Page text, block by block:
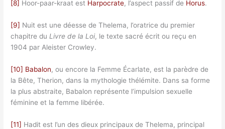
[8] Hoor-paar-kraat est Harpocrate, l’aspect passif de Horus.
[9] Nuit est une déesse de Thelema, l’oratrice du premier
chapitre du Livre de la Loi, le texte sacré écrit ou reçu en
1904 par Aleister Crowley.
[10] Babalon, ou encore la Femme Écarlate, est la parèdre de
la Bête, Therion, dans la mythologie thélémite. Dans sa forme
la plus abstraite, Babalon représente l’impulsion sexuelle
féminine et la femme libérée.
[11] Hadit est l’un des dieux principaux de Thelema, principal